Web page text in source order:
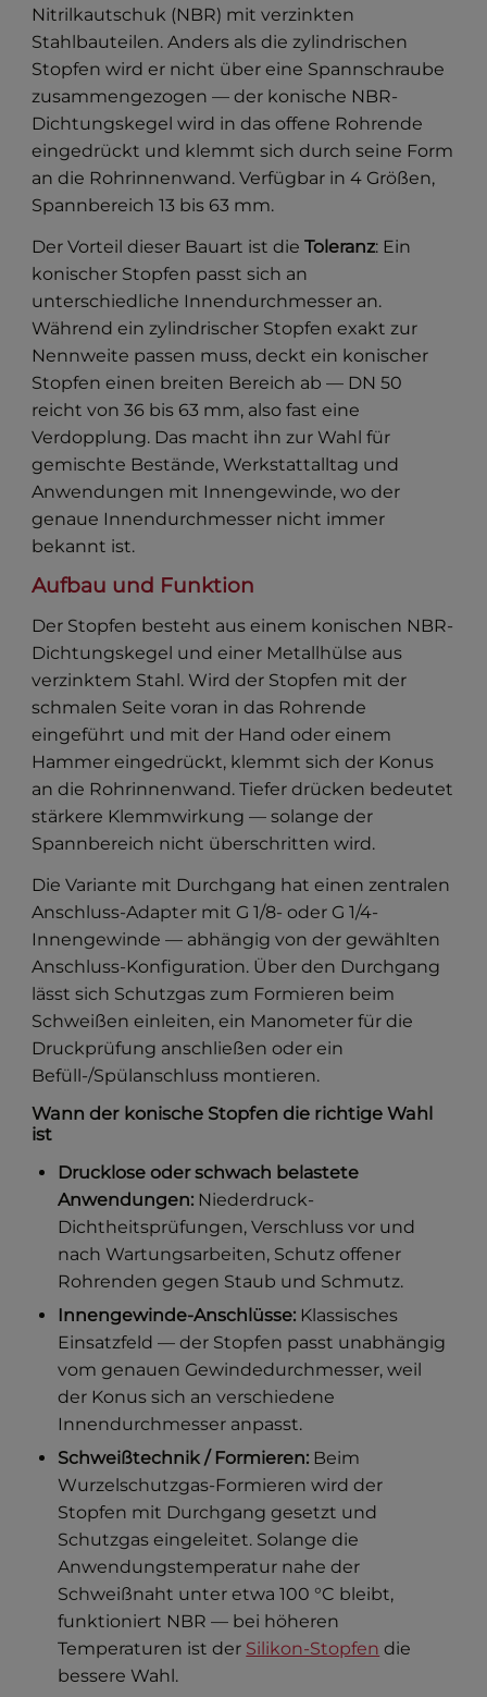
Nitrilkautschuk (NBR) mit verzinkten
Stahlbauteilen. Anders als die zylindrischen
Stopfen wird er nicht über eine Spannschraube
zusammengezogen — der konische NBR-
Dichtungskegel wird in das offene Rohrende
eingedrückt und klemmt sich durch seine Form
an die Rohrinnenwand. Verfügbar in 4 Größen,
Spannbereich 13 bis 63 mm.
Der Vorteil dieser Bauart ist dieToleranz: Ein
konischer Stopfen passt sich an
unterschiedliche Innendurchmesser an.
Während ein zylindrischer Stopfen exakt zur
Nennweite passen muss, deckt ein konischer
Stopfen einen breiten Bereich ab — DN 50
reicht von 36 bis 63 mm, also fast eine
Verdopplung. Das macht ihn zur Wahl für
gemischte Bestände, Werkstattalltag und
Anwendungen mit Innengewinde, wo der
genaue Innendurchmesser nicht immer
bekannt ist.
Aufbau und Funktion
Der Stopfen besteht aus einem konischen NBR-
Dichtungskegel und einer Metallhülse aus
verzinktem Stahl. Wird der Stopfen mit der
schmalen Seite voran in das Rohrende
eingeführt und mit der Hand oder einem
Hammer eingedrückt, klemmt sich der Konus
an die Rohrinnenwand. Tiefer drücken bedeutet
stärkere Klemmwirkung — solange der
Spannbereich nicht überschritten wird.
Die Variante mit Durchgang hat einen zentralen
Anschluss-Adapter mit G 1/8- oder G 1/4-
Innengewinde — abhängig von der gewählten
Anschluss-Konfiguration. Über den Durchgang
lässt sich Schutzgas zum Formieren beim
Schweißen einleiten, ein Manometer für die
Druckprüfung anschließen oder ein
Befüll-/Spülanschluss montieren.
Wann der konische Stopfen die richtige Wahl
ist
Drucklose oder schwach belastete
Anwendungen: Niederdruck-
Dichtheitsprüfungen, Verschluss vor und
nach Wartungsarbeiten, Schutz offener
Rohrenden gegen Staub und Schmutz.
Innengewinde-Anschlüsse: Klassisches
Einsatzfeld — der Stopfen passt unabhängig
vom genauen Gewindedurchmesser, weil
der Konus sich an verschiedene
Innendurchmesser anpasst.
Schweißtechnik / Formieren: Beim
Wurzelschutzgas-Formieren wird der
Stopfen mit Durchgang gesetzt und
Schutzgas eingeleitet. Solange die
Anwendungstemperatur nahe der
Schweißnaht unter etwa 100 °C bleibt,
funktioniert NBR — bei höheren
Temperaturen ist der Silikon-Stopfen die
bessere Wahl.